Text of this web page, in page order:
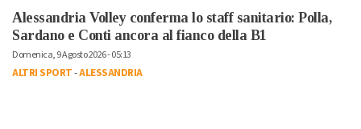
Alessandria Volley conferma lo staff sanitario: Polla,
Sardano e Conti ancora al fianco della B1
Domenica, 9 Agosto 2026 - 05:13
ALTRI SPORT-ALESSANDRIA